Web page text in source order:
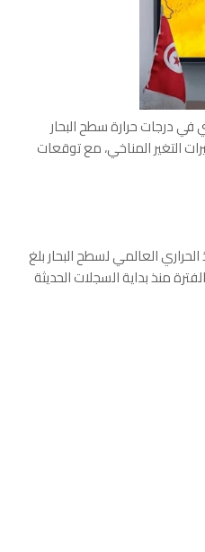
في درجات حرارة سطح البحار
التغير المناخي، مع توقعات
العالمي لسطح البحار بلغ
خلال هذه الفترة منذ بداية السجلات الحديثة